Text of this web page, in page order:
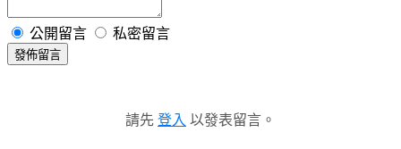
公開留言 私密留言
發佈留言
請先 登入 以發表留言。